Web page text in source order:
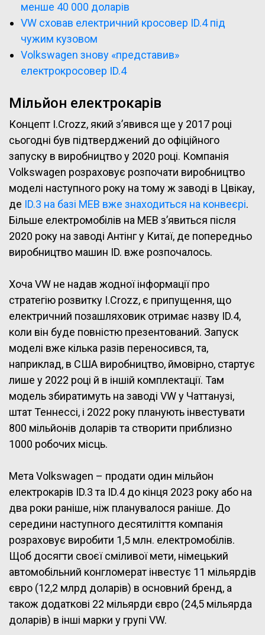
менше 40 000 доларів
VW сховав електричний кросовер ID.4 під
чужим кузовом
Volkswagen знову «представив»
електрокросовер ID.4
Мільйон електрокарів
Концепт I.Crozz, який з’явився ще у 2017 році
сьогодні був підтверджений до офіційного
запуску в виробництво у 2020 році. Компанія
Volkswagen розраховує розпочати виробництво
моделі наступного року на тому ж заводі в Цвікау,
де ID.3 на базі MEB вже знаходиться на конвеєрі.
Більше електромобілів на MEB з’явиться після
2020 року на заводі Антінг у Китаї, де попередньо
виробництво машин ID. вже розпочалось.
Хоча VW не надав жодної інформації про
стратегію розвитку I.Crozz, є припущення, що
електричний позашляховик отримає назву ID.4,
коли він буде повністю презентований. Запуск
моделі вже кілька разів переносився, та,
наприклад, в США виробництво, ймовірно, стартує
лише у 2022 році й в іншій комплектації. Там
модель збиратимуть на заводі VW у Чаттанузі,
штат Теннессі, і 2022 року планують інвестувати
800 мільйонів доларів та створити приблизно
1000 робочих місць.
Мета Volkswagen – продати один мільйон
електрокарів ID.3 та ID.4 до кінця 2023 року або на
два роки раніше, ніж планувалося раніше. До
середини наступного десятиліття компанія
розраховує виробити 1,5 млн. електромобілів.
Щоб досягти своєї сміливої мети, німецький
автомобільний конгломерат інвестує 11 мільярдів
євро (12,2 млрд доларів) в основний бренд, а
також додаткові 22 мільярди євро (24,5 мільярда
доларів) в інші марки у групі VW.